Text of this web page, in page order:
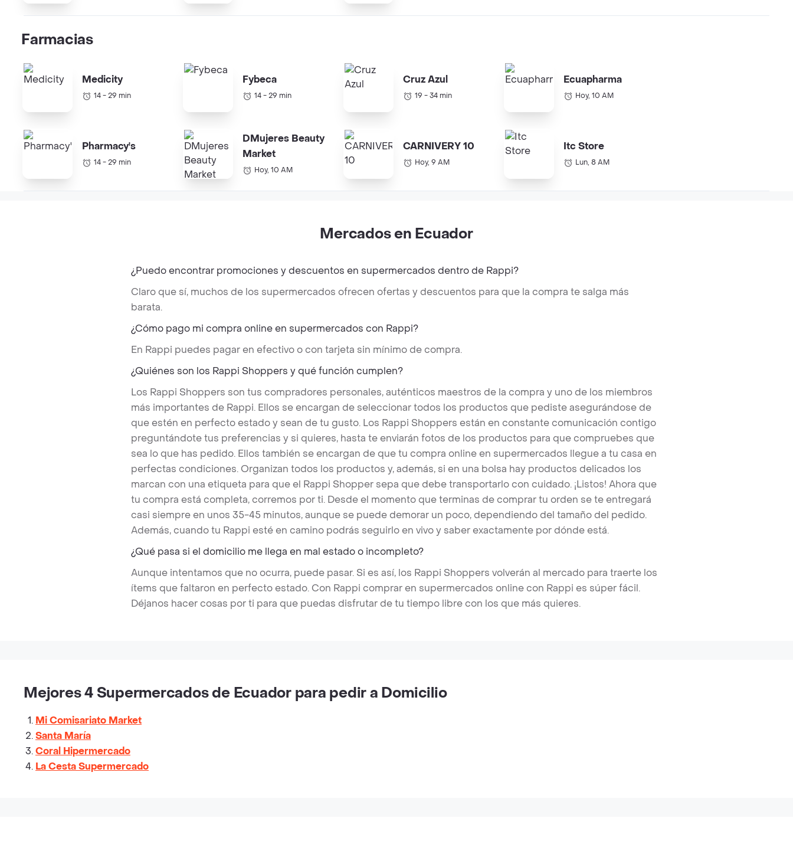
Farmacias
Medicity
14 - 29 min
Pharmacy's
14 - 29 min
Fybeca
14 - 29 min
DMujeres Beauty
Market
Hoy, 10 AM
Cruz Azul
19 - 34 min
CARNIVERY 10
Hoy, 9 AM
Ecuapharma
Hoy, 10 AM
Itc Store
Lun, 8 AM
Mercados en Ecuador
¿Puedo encontrar promociones y descuentos en supermercados dentro de Rappi?
Claro que sí, muchos de los supermercados ofrecen ofertas y descuentos para que la compra te salga más
barata.
¿Cómo pago mi compra online en supermercados con Rappi?
En Rappi puedes pagar en efectivo o con tarjeta sin mínimo de compra.
¿Quiénes son los Rappi Shoppers y qué función cumplen?
Los Rappi Shoppers son tus compradores personales, auténticos maestros de la compra y uno de los miembros
más importantes de Rappi. Ellos se encargan de seleccionar todos los productos que pediste asegurándose de
que estén en perfecto estado y sean de tu gusto. Los Rappi Shoppers están en constante comunicación contigo
preguntándote tus preferencias y si quieres, hasta te enviarán fotos de los productos para que compruebes que
sea lo que has pedido. Ellos también se encargan de que tu compra online en supermercados llegue a tu casa en
perfectas condiciones. Organizan todos los productos y, además, si en una bolsa hay productos delicados los
marcan con una etiqueta para que el Rappi Shopper sepa que debe transportarlo con cuidado. ¡Listos! Ahora que
tu compra está completa, corremos por ti. Desde el momento que terminas de comprar tu orden se te entregará
casi siempre en unos 35-45 minutos, aunque se puede demorar un poco, dependiendo del tamaño del pedido.
Además, cuando tu Rappi esté en camino podrás seguirlo en vivo y saber exactamente por dónde está.
¿Qué pasa si el domicilio me llega en mal estado o incompleto?
Aunque intentamos que no ocurra, puede pasar. Si es así, los Rappi Shoppers volverán al mercado para traerte los
ítems que faltaron en perfecto estado. Con Rappi comprar en supermercados online con Rappi es súper fácil.
Déjanos hacer cosas por ti para que puedas disfrutar de tu tiempo libre con los que más quieres.
Mejores 4 Supermercados de Ecuador para pedir a Domicilio
Mi Comisariato Market
Santa María
Coral Hipermercado
La Cesta Supermercado